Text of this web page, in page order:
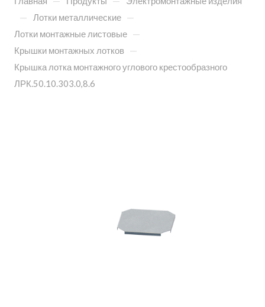
— Лотки металлические —
Лотки монтажные листовые —
Крышки монтажных лотков —
Крышка лотка монтажного углового крестообразного
ЛРК.50.10.303.0,8.6